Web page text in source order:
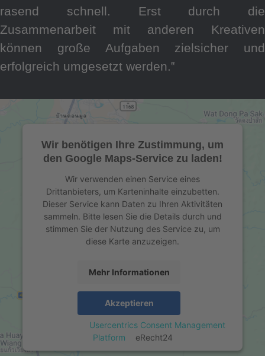
rasend schnell. Erst durch die
Zusammenarbeit mit anderen Kreativen
können große Aufgaben zielsicher und
erfolgreich umgesetzt werden.‟
Wir benötigen Ihre Zustimmung, um
den Google Maps-Service zu laden!
Wir verwenden einen Service eines
Drittanbieters, um Karteninhalte einzubetten.
Dieser Service kann Daten zu Ihren Aktivitäten
sammeln. Bitte lesen Sie die Details durch und
stimmen Sie der Nutzung des Service zu, um
diese Karte anzuzeigen.
Mehr Informationen
Akzeptieren
Usercentrics Consent Management
Platform
eRecht24